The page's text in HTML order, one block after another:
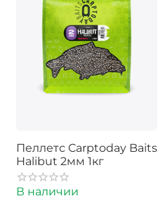
Пеллетс Carptoday Baits
Halibut 2мм 1кг
В наличии